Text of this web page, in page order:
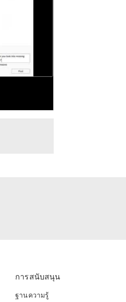
การสนับสนุน
ฐานความรู้